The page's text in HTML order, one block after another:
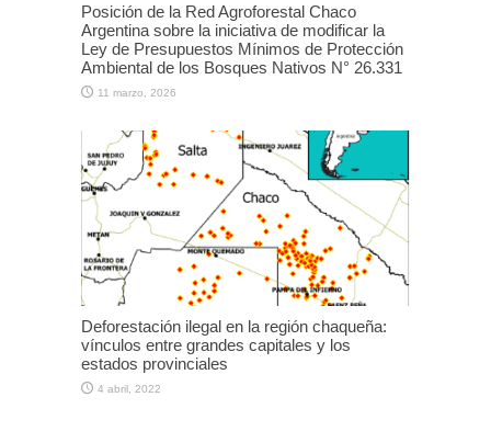
Posición de la Red Agroforestal Chaco
Argentina sobre la iniciativa de modificar la
Ley de Presupuestos Mínimos de Protección
Ambiental de los Bosques Nativos N° 26.331
11 marzo, 2026
Deforestación ilegal en la región chaqueña:
vínculos entre grandes capitales y los
estados provinciales
4 abril, 2022